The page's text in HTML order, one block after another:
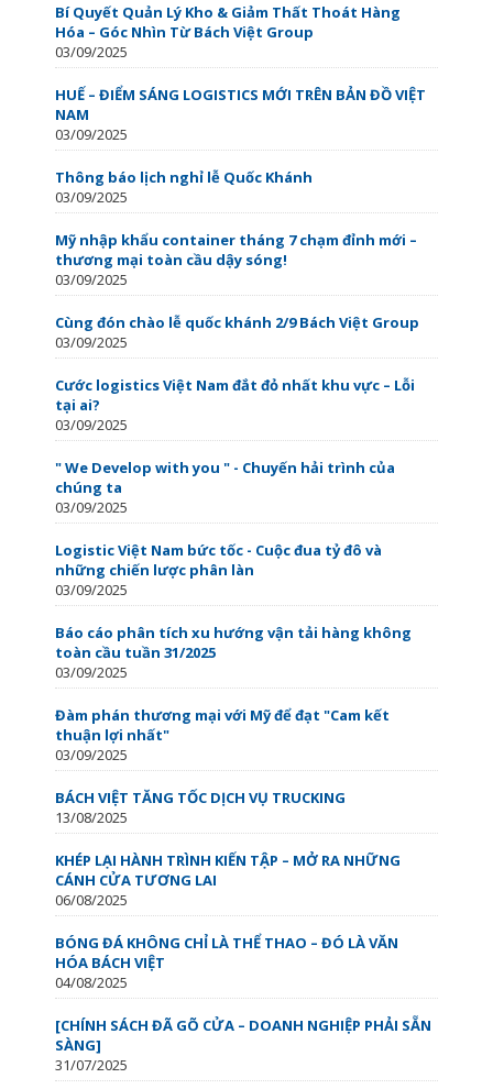
Bí Quyết Quản Lý Kho & Giảm Thất Thoát Hàng
Hóa – Góc Nhìn Từ Bách Việt Group
03/09/2025
HUẾ – ĐIỂM SÁNG LOGISTICS MỚI TRÊN BẢN ĐỒ VIỆT
NAM
03/09/2025
Thông báo lịch nghỉ lễ Quốc Khánh
03/09/2025
Mỹ nhập khẩu container tháng 7 chạm đỉnh mới –
thương mại toàn cầu dậy sóng!
03/09/2025
Cùng đón chào lễ quốc khánh 2/9 Bách Việt Group
03/09/2025
Cước logistics Việt Nam đắt đỏ nhất khu vực – Lỗi
tại ai?
03/09/2025
" We Develop with you " - Chuyến hải trình của
chúng ta
03/09/2025
Logistic Việt Nam bức tốc - Cuộc đua tỷ đô và
những chiến lược phân làn
03/09/2025
Báo cáo phân tích xu hướng vận tải hàng không
toàn cầu tuần 31/2025
03/09/2025
Đàm phán thương mại với Mỹ để đạt "Cam kết
thuận lợi nhất"
03/09/2025
BÁCH VIỆT TĂNG TỐC DỊCH VỤ TRUCKING
13/08/2025
KHÉP LẠI HÀNH TRÌNH KIẾN TẬP – MỞ RA NHỮNG
CÁNH CỬA TƯƠNG LAI
06/08/2025
BÓNG ĐÁ KHÔNG CHỈ LÀ THỂ THAO – ĐÓ LÀ VĂN
HÓA BÁCH VIỆT
04/08/2025
[CHÍNH SÁCH ĐÃ GÕ CỬA – DOANH NGHIỆP PHẢI SẴN
SÀNG]
31/07/2025